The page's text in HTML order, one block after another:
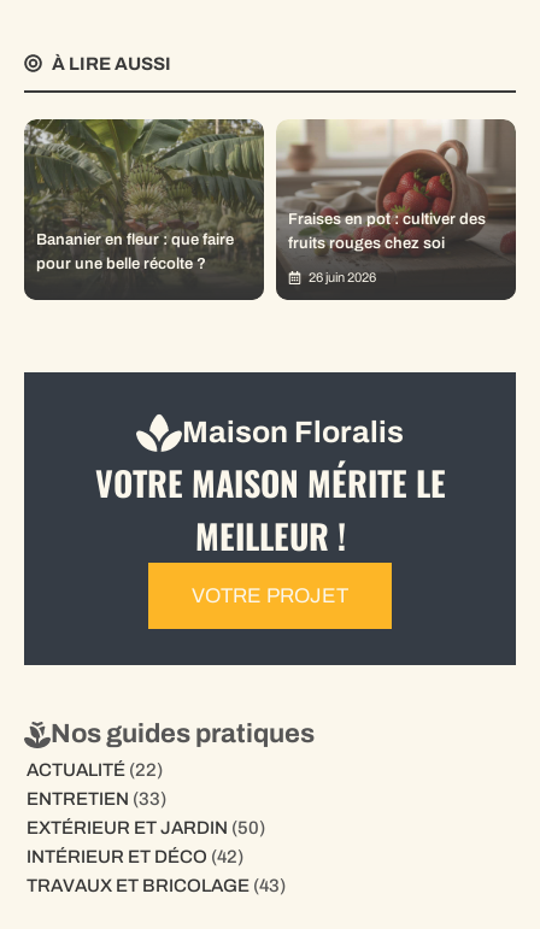
À LIRE AUSSI
Bananier en fleur : que faire
pour une belle récolte ?
Fraises en pot : cultiver des
fruits rouges chez soi
26 juin 2026
Maison Floralis
VOTRE MAISON MÉRITE LE
MEILLEUR !
VOTRE PROJET
Nos guides pratiques
ACTUALITÉ(22)
ENTRETIEN (33)
EXTÉRIEUR ET JARDIN (50)
INTÉRIEUR ET DÉCO (42)
TRAVAUX ET BRICOLAGE(43)